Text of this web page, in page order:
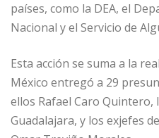
países, como la DEA, el
Nacional y el Servicio de
Esta acción se suma a la
México entregó a 29
ellos Rafael Caro Quintero,
Guadalajara, y los exjefes